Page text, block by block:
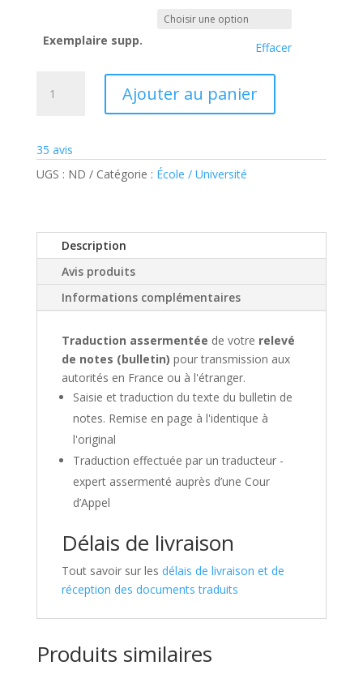
Exemplaire supp. Effacer
de
notes
Ajouter au panier
35 avis
UGS : ND Catégorie : École / Université
Description
Avis produits
Informations complémentaires
Traduction assermentée de votre relevé
de notes (bulletin) pour transmission aux
autorités en France ou à l'étranger.
Saisie et traduction du texte du bulletin de
notes. Remise en page à l'identique à
l'original
Traduction effectuée par un traducteur -
expert assermenté auprès d’une Cour
d’Appel
Délais de livraison
Tout savoir sur les délais de livraison et de
réception des documents traduits
Produits similaires